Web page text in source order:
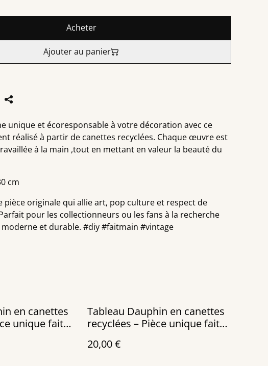
Acheter
Ajouter au panier
unique et écoresponsable à votre décoration avec ce
réalisé à partir de canettes recyclées. Chaque œuvre est
à la main ,tout en mettant en valeur la beauté du
cm
pièce originale qui allie art, pop culture et respect de
pour les collectionneurs ou les fans à la recherche
moderne et durable. #diy #faitmain #vintage
unique faite
Tableau Dauphin en canettes
recyclées – Pièce unique faite
20,00 €